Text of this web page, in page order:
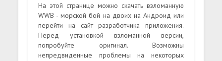
На этой странице можно скачать взломанную
WWB - морской бой на двоих на Андроид или
перейти на сайт разработчика приложения.
Перед установкой взломанной версии,
попробуйте оригинал. Возможны
непредвиденные проблемы на некоторых